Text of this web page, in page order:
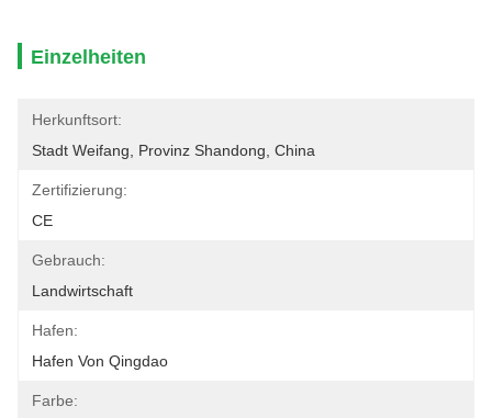
Einzelheiten
Herkunftsort:
Stadt Weifang, Provinz Shandong, China
Zertifizierung:
CE
Gebrauch:
Landwirtschaft
Hafen:
Hafen Von Qingdao
Farbe: